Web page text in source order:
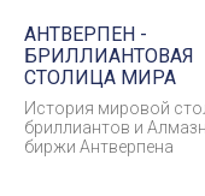
АНТВЕРПЕН -
БРИЛЛИАНТОВАЯ
СТОЛИЦА МИРА
История мировой
бриллиантов и
биржи Антверпена